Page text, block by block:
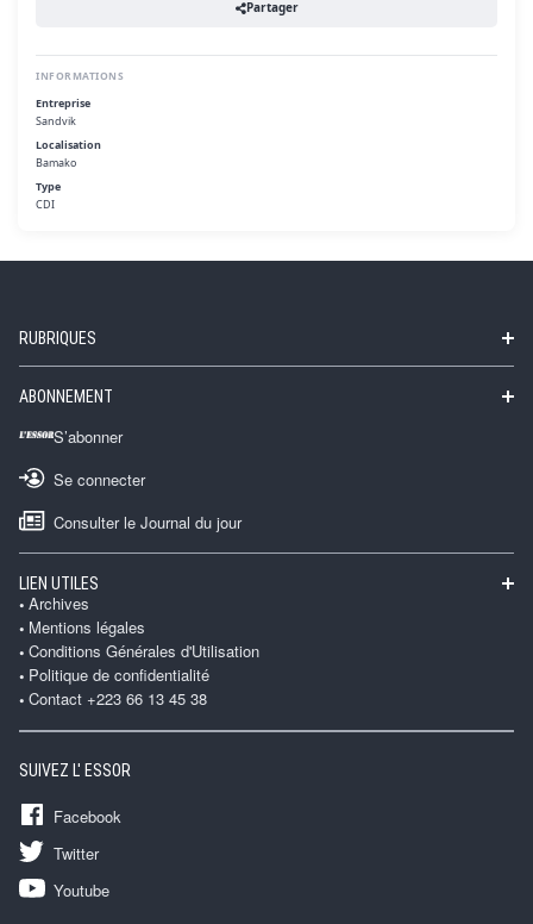
Partager
INFORMATIONS
Entreprise
Sandvik
Localisation
Bamako
Type
CDI
RUBRIQUES
ABONNEMENT
S’abonner
Se connecter
Consulter le Journal du jour
LIEN UTILES
Archives
Mentions légales
Conditions Générales d'Utilisation
Politique de confidentialité
Contact +223 66 13 45 38
SUIVEZ L' ESSOR
Facebook
Twitter
Youtube